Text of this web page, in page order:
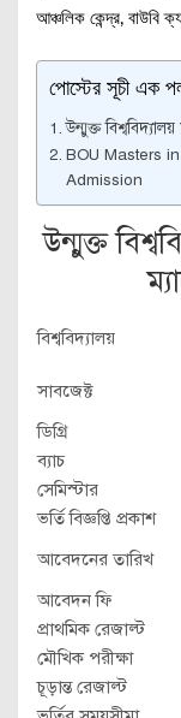
আঞ্চলিক কেন্দ্র, বাউবি
পোস্টের সূচী এক
উন্মুক্ত
BOU Masters
Admission
উন্মুক্ত
বিশ্ববিদ্যালয়
সাবজেক্ট
ডিগ্রি
ব্যাচ
সেমিস্টার
ভর্তি বিজ্ঞপ্তি প্রকাশ
আবেদনের তারিখ
আবেদন ফি
প্রাথমিক রেজাল্ট
মৌখিক পরীক্ষা
চূড়ান্ত রেজাল্ট